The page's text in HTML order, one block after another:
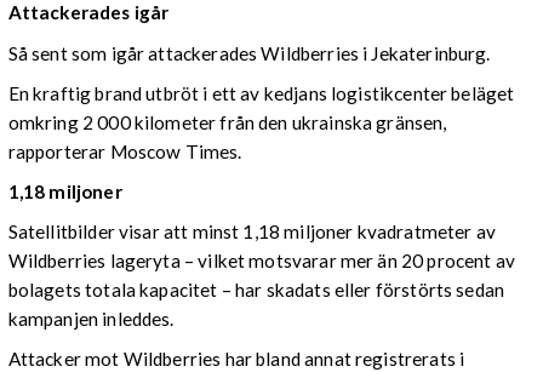
Attackerades igår
Så sent som igår attackerades Wildberries i Jekaterinburg.
En kraftig brand utbröt i ett av kedjans logistikcenter beläget
omkring 2 000 kilometer från den ukrainska gränsen,
rapporterar Moscow Times.
1,18 miljoner
Satellitbilder visar att minst 1,18 miljoner kvadratmeter av
Wildberries lageryta – vilket motsvarar mer än 20 procent av
bolagets totala kapacitet – har skadats eller förstörts sedan
kampanjen inleddes.
Attacker mot Wildberries har bland annat registrerats i